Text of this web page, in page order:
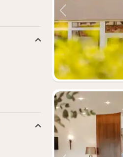
Vorige foto